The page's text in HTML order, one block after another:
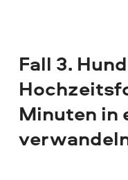
Fall 3.
Minuten in